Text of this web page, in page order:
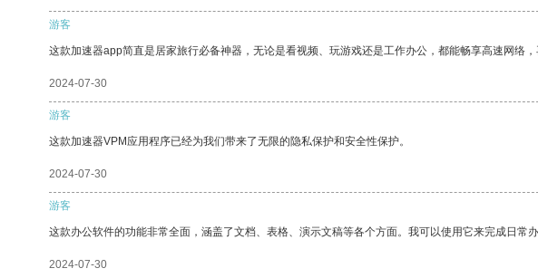
游客
这款加速器app简直是居家旅行必备神器，无论是看视频、玩游戏还是工作办公，都能畅享高速网络，
2024-07-30
游客
这款加速器VPM应用程序已经为我们带来了无限的隐私保护和安全性保护。
2024-07-30
游客
这款办公软件的功能非常全面，涵盖了文档、表格、演示文稿等各个方面。我可以使用它来完成日常
2024-07-30